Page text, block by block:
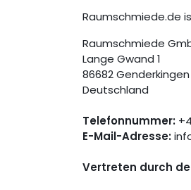
Raumschmiede.de
Raumschmiede
Lange Gwand 1
86682 Genderkingen
Deutschland
Telefonnummer:
E-Mail-Adresse:
Vertreten durch